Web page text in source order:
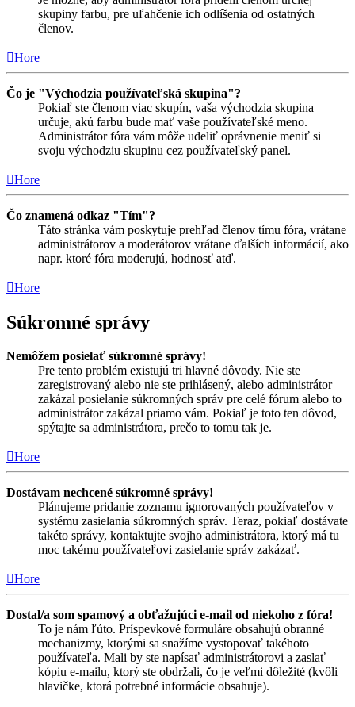
skupiny farbu, pre uľahčenie ich odlíšenia od ostatných
členov.
Hore
Čo je "Východzia používateľská skupina"?
Pokiaľ ste členom viac skupín, vaša východzia skupina
určuje, akú farbu bude mať vaše používateľské meno.
Administrátor fóra vám môže udeliť oprávnenie meniť si
svoju východziu skupinu cez používateľský panel.
Hore
Čo znamená odkaz "Tím"?
Táto stránka vám poskytuje prehľad členov tímu fóra, vrátane
administrátorov a moderátorov vrátane ďalších informácií, ako
napr. ktoré fóra moderujú, hodnosť atď.
Hore
Súkromné správy
Nemôžem posielať súkromné správy!
Pre tento problém existujú tri hlavné dôvody. Nie ste
zaregistrovaný alebo nie ste prihlásený, alebo administrátor
zakázal posielanie súkromných správ pre celé fórum alebo to
administrátor zakázal priamo vám. Pokiaľ je toto ten dôvod,
spýtajte sa administrátora, prečo to tomu tak je.
Hore
Dostávam nechcené súkromné správy!
Plánujeme pridanie zoznamu ignorovaných používateľov v
systému zasielania súkromných správ. Teraz, pokiaľ dostávate
takéto správy, kontaktujte svojho administrátora, ktorý má tu
moc takému používateľovi zasielanie správ zakázať.
Hore
Dostal/a som spamový a obťažujúci e-mail od niekoho z fóra!
To je nám ľúto. Príspevkové formuláre obsahujú obranné
mechanizmy, ktorými sa snažíme vystopovať takéhoto
používateľa. Mali by ste napísať administrátorovi a zaslať
kópiu e-mailu, ktorý ste obdržali, čo je veľmi dôležité (kvôli
hlavičke, ktorá potrebné informácie obsahuje).